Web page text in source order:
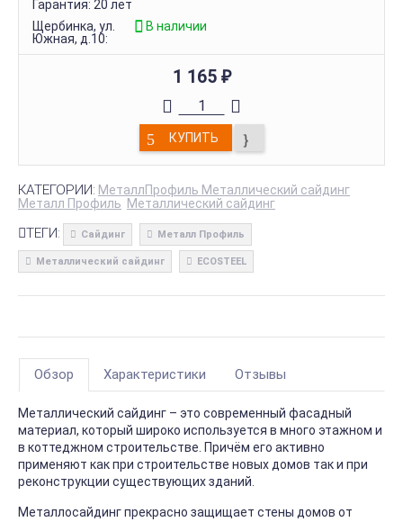
Гарантия: 20 лет
Щербинка, ул.
Южная, д.10:
В наличии
1 165 ₽
КУПИТЬ
КАТЕГОРИИ: МеталлПрофиль Металлический сайдинг
Металл Профиль Металлический сайдинг
ТЕГИ: Сайдинг Металл Профиль
Металлический сайдинг ECOSTEEL
Обзор Характеристики Отзывы
Металлический сайдинг – это современный фасадный
материал, который широко используется в много этажном и
в коттеджном строительстве. Причём его активно
применяют как при строительстве новых домов так и при
реконструкции существующих зданий.
Металлосайдинг прекрасно защищает стены домов от